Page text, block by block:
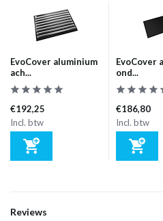
EvoCover aluminium
ach...
€192,25
Incl. btw
EvoCover
ond...
€186,80
Incl. btw
Reviews